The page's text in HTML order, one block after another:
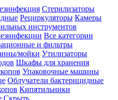
Стерилизаторы
Рециркуляторы Камеры
инструментов
Все категории
и фильтры
мойки Утилизаторы
Шкафы для хранения
Упаковочные машины
Облучатели бактерицидные
Кипятильники
Скрыть